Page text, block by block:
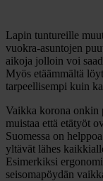
Lapin tuntureille
vuokra-asuntojen
aikoja jolloin voi
Myös etäämmältä
tarpeellisempi kuin
Vaikka korona onkin
muistaa että etätyöt
Suomessa on
yltävät lähes
Esimerkiksi
seisomapöydän